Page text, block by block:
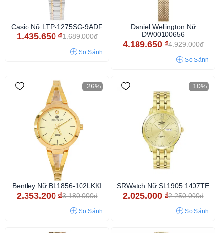
Casio Nữ LTP-1275SG-9ADF
1.435.650 ₫1.689.000đ
So Sánh
Daniel Wellington Nữ
DW00100656
4.189.650 ₫4.929.000đ
So Sánh
-26%
Bentley Nữ BL1856-102LKKI
2.353.200 ₫3.180.000đ
So Sánh
-10%
SRWatch Nữ SL1905.1407TE
2.025.000 ₫2.250.000đ
So Sánh